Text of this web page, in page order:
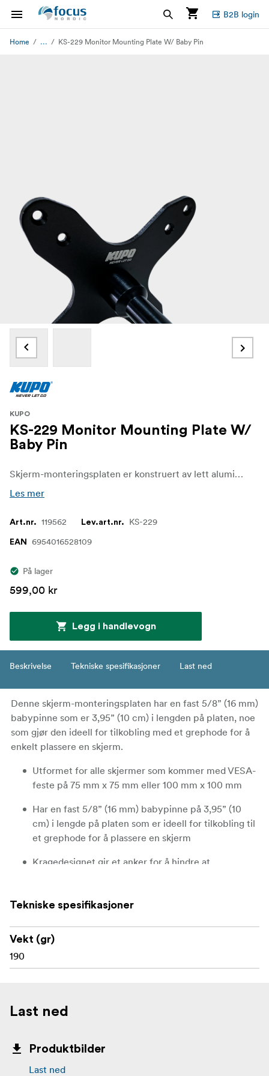
B2B login
Home ... KS-229 Monitor Mounting Plate W/ Baby Pin
KUPO
KS-229 Monitor Mounting Plate W/
Baby Pin
Skjerm-monteringsplaten er konstruert av lett aluminium med svart overflatebehandling og er utformet for enhver skjerm som kommer med VESA-feste på 75 mm x 75 mm eller 100 mm x 100 mm.
Les mer
Art.nr. 119562 Lev.art.nr. KS-229
EAN 6954016528109
På lager
599,00 kr
Legg i handlevogn
Beskrivelse Tekniske spesifikasjoner Last ned
Denne skjerm-monteringsplaten har en fast 5/8” (16 mm)
babypinne som er 3,95” (10 cm) i lengden på platen, noe
som gjør den ideell for tilkobling med et grephode for å
enkelt plassere en skjerm.
Utformet for alle skjermer som kommer med VESA-
feste på 75 mm x 75 mm eller 100 mm x 100 mm
Har en fast 5/8” (16 mm) babypinne på 3,95” (10
cm) i lengde på platen som er ideell for tilkobling til
et grephode for å plassere en skjerm
Kragedesignet gir et anker for å hindre at
Fire M4-skruer følger med for å feste VESA-
skjermen til monteringsplaten
Konstruert av lett aluminium med en svart
Tekniske spesifikasjoner
Vekt (gr)
190
Last ned
Produktbilder
Last ned